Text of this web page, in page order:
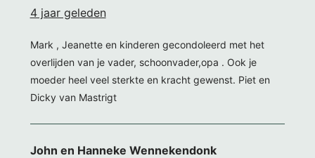
4 jaar geleden
Mark , Jeanette en kinderen gecondoleerd met het
overlijden van je vader, schoonvader,opa . Ook je
moeder heel veel sterkte en kracht gewenst. Piet en
Dicky van Mastrigt
John en Hanneke Wennekendonk